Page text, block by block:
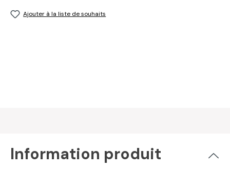
Ajouter à la liste de souhaits
Information produit